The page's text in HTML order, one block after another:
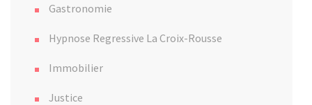
Gastronomie
Hypnose Regressive La Croix-Rousse
Immobilier
Justice